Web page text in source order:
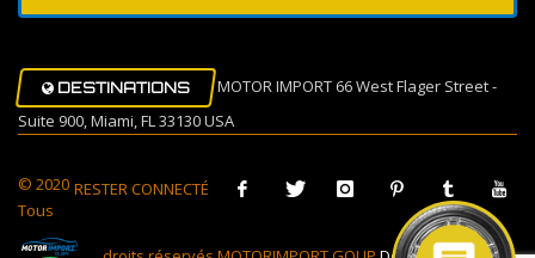
DESTINATIONS
MOTOR IMPORT 66 West Flager Street -
Suite 900, Miami, FL 33130 USA
RESTER CONNECTÉ
© 2020
Tous